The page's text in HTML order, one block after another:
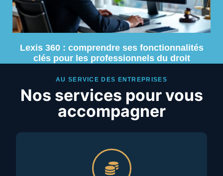
Lexis 360 : comprendre ses fonctionnalités
clés pour les professionnels du droit
AU SERVICE DES ENTREPRISES
Nos services pour vous
accompagner